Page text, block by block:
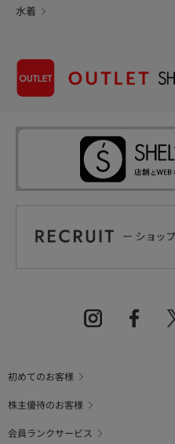
水着
初めてのお客様
株主優待のお客様
会員ランクサービス